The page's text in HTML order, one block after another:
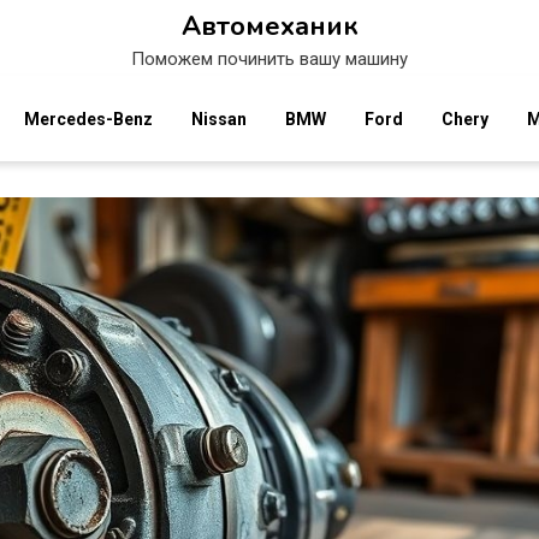
Автомеханик
Поможем починить вашу машину
Mercedes-Benz Nissan BMW Ford Chery